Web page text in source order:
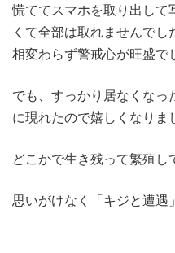
慌ててスマホを取り出して
くて全部は取れませんでし
相変わらず警戒心が旺盛で
でも、すっかり居なくな
に現れたので嬉しくなりま
どこかで生き残って繁殖し
思いがけなく「キジと遭遇